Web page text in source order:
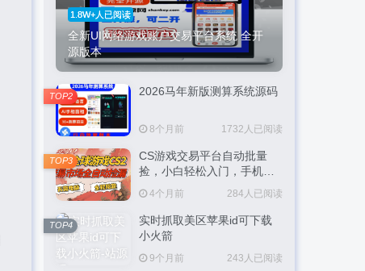
1.8W+人已阅读
全新UI网络游戏账户交易平台系统 全开
源版本
2026马年新版测算系统源码
8个月前 1732人已阅读
TOP2
CS游戏交易平台自动批量
捡，小白轻松入门，手机即
可完成全部操作，日入
300+，轻松副业【揭秘】
4个月前 284人已阅读
TOP3
实时抓取美区苹果id可下载
小火箭
9个月前 243人已阅读
TOP4